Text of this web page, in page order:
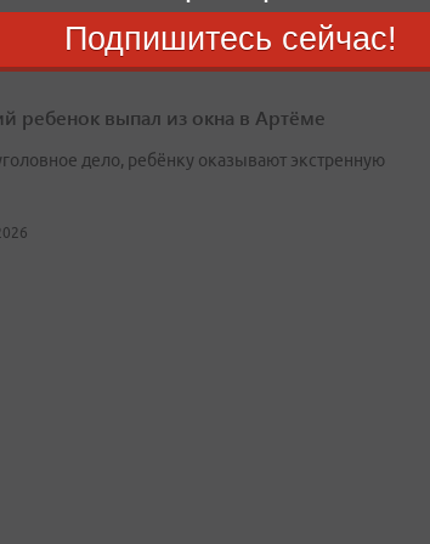
ребенок выпал из окна в Артёме
дело, ребёнку оказывают экстренную
Подпишитесь сейчас!